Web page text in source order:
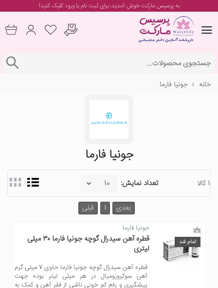
به پرسیس مارکت خوش آمدید، برایثبت نام یا ورودکلیک کنید!
خانه جونیا فارما
جونیا فارما
1 کالا تعداد نمایش:
قبلی 1 بعدی
تمام شد
جونیا فارما
قطره آهن سیدرال گوچه جونیا فارما ۳۰ میلی
لیتری
قطره آهن سیدرال گوچه جونیا فارما حاوی 7 میلی گرم
آهن سوکروزومیال در هر میلی لیتر بوده جهت
پیشگیری و رفع کم خونی ناشی از فقر آهن و کمک به